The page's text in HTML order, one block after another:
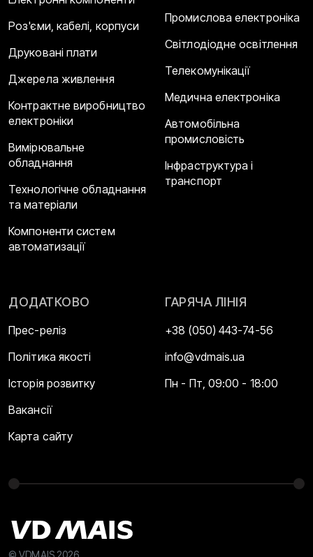
Роз'єми, кабелі, корпуси
Друковані плати
Джерела живлення
Контрактне виробництво
електроніки
Вимірювальне
обладнання
Технологічне обладнання
та матеріали
Компоненти систем
автоматизації
Промислова електроніка
Світлодіодне освітлення
Телекомунікації
Медична електроніка
Автомобільна
промисловість
Інфраструктура і
транспорт
ДОДАТКОВО
Прес-реліз
Політика якості
Історія розвитку
Вакансії
Карта сайту
ГАРЯЧА ЛІНІЯ
+38 (050) 443-74-56
info@vdmais.ua
Пн - Пт, 09:00 - 18:00